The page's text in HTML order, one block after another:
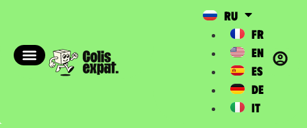
RU
FR
EN
ES
DE
IT